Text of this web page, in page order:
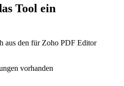
Tool ein
aus den für Zoho PDF Editor
vorhanden